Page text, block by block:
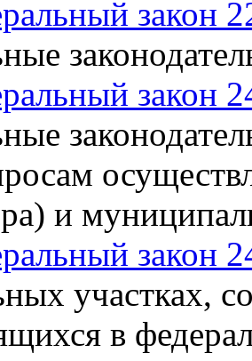
закон
закон
и
закон
участках,
в